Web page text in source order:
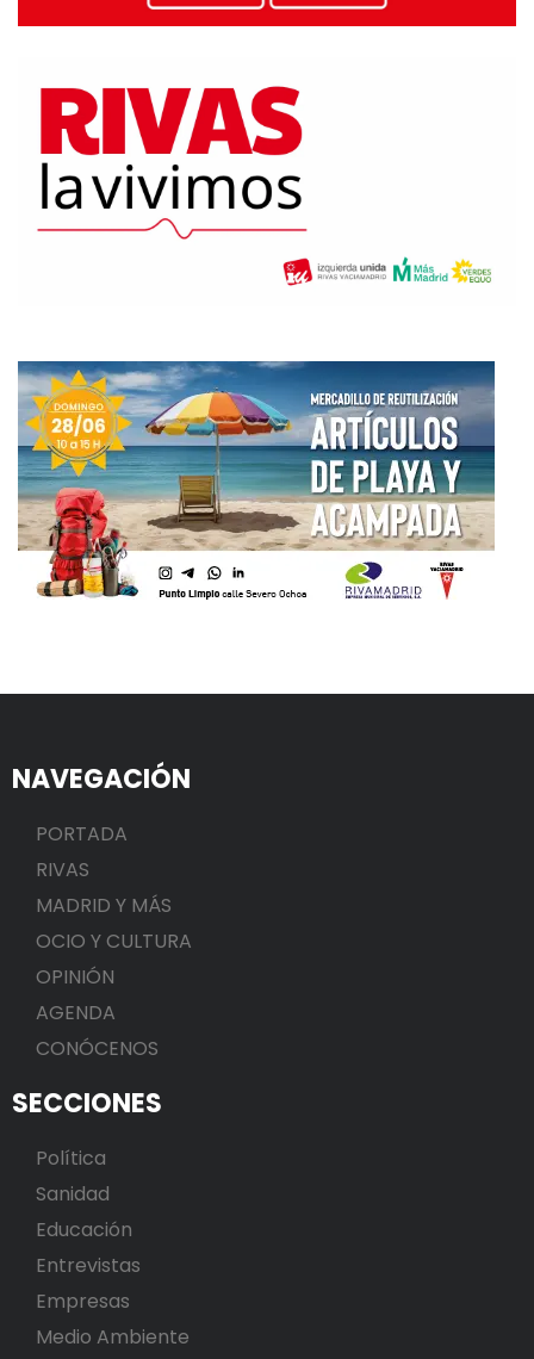
NAVEGACIÓN
PORTADA
RIVAS
MADRID Y MÁS
OCIO Y CULTURA
OPINIÓN
AGENDA
CONÓCENOS
SECCIONES
Política
Sanidad
Educación
Entrevistas
Empresas
Medio Ambiente